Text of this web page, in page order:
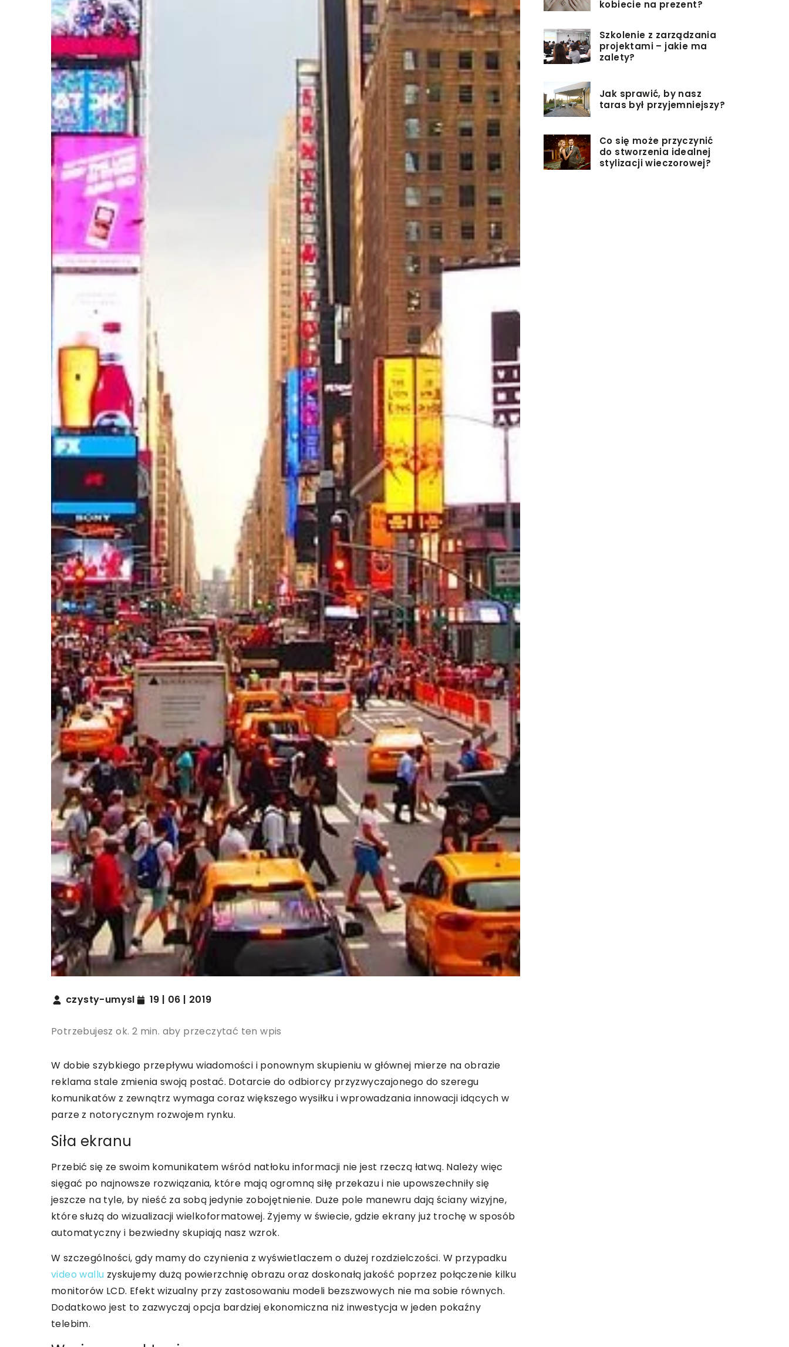
czysty-umysl 19 | 06 | 2019
Potrzebujesz ok. 2 min. aby przeczytać ten wpis
W dobie szybkiego przepływu wiadomości i ponownym skupieniu w głównej mierze na obrazie
reklama stale zmienia swoją postać. Dotarcie do odbiorcy przyzwyczajonego do szeregu
komunikatów z zewnątrz wymaga coraz większego wysiłku i wprowadzania innowacji idących w
parze z notorycznym rozwojem rynku.
Siła ekranu
Przebić się ze swoim komunikatem wśród natłoku informacji nie jest rzeczą łatwą. Należy więc
sięgać po najnowsze rozwiązania, które mają ogromną siłę przekazu i nie upowszechniły się
jeszcze na tyle, by nieść za sobą jedynie zobojętnienie. Duże pole manewru dają ściany wizyjne,
które służą do wizualizacji wielkoformatowej. Żyjemy w świecie, gdzie ekrany już trochę w sposób
automatyczny i bezwiedny skupiają nasz wzrok.
W szczególności, gdy mamy do czynienia z wyświetlaczem o dużej rozdzielczości. W przypadku
video wallu zyskujemy dużą powierzchnię obrazu oraz doskonałą jakość poprzez połączenie kilku
monitorów LCD. Efekt wizualny przy zastosowaniu modeli bezszwowych nie ma sobie równych.
Dodatkowo jest to zazwyczaj opcja bardziej ekonomiczna niż inwestycja w jeden pokaźny
telebim.
kobiecie na prezent?
Szkolenie z zarządzania
projektami – jakie ma
zalety?
Jak sprawić, by nasz
taras był przyjemniejszy?
Co się może przyczynić
do stworzenia idealnej
stylizacji wieczorowej?